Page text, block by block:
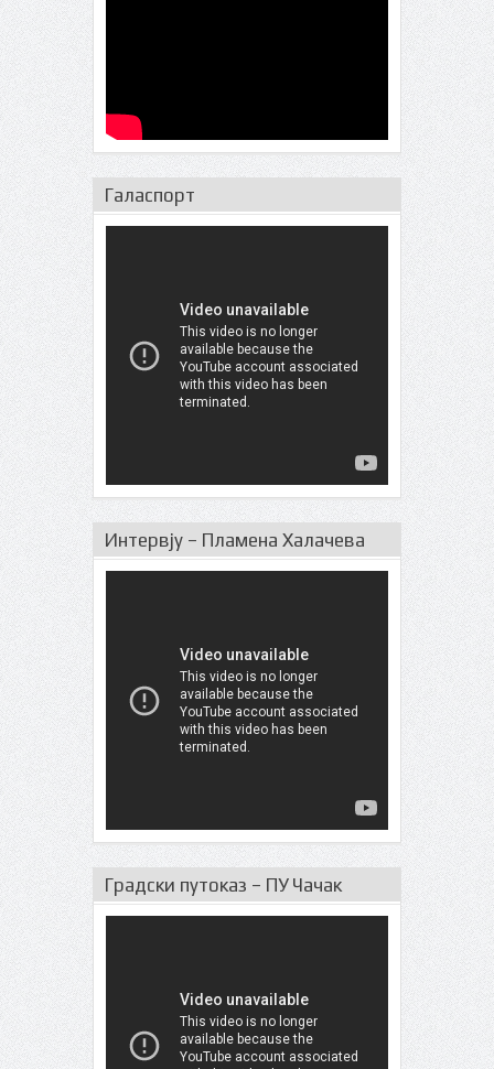
Галаспорт
Интервју – Пламена Халачева
Градски путоказ – ПУ Чачак